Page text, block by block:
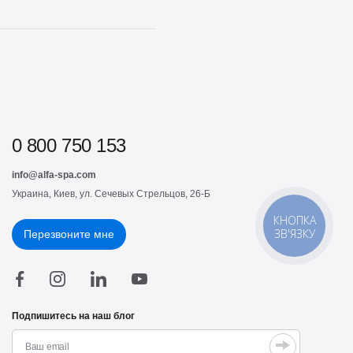
термоконтрастного
профессиональной
приготовлении
пропорции
Изготовлены из
они не занимают много
0 800 750 153
info@alfa-spa.com
Украина, Киев, ул. Сечевых Стрельцов, 26-Б
Перезвоните мне
Подпишитесь на наш блог
КНОПКА
ЗВ'ЯЗКУ